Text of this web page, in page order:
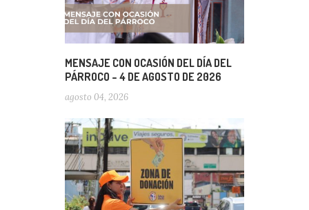
MENSAJE CON OCASIÓN DEL DÍA DEL
PÁRROCO – 4 DE AGOSTO DE 2026
agosto 04, 2026